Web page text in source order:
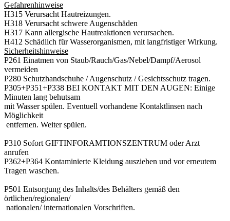
Gefahrenhinweise
H315 Verursacht Hautreizungen.
H318 Verursacht schwere Augenschäden
H317 Kann allergische Hautreaktionen verursachen.
H412 Schädlich für Wasserorganismen, mit langfristiger Wirkung.
Sicherheitshinweise
P261 Einatmen von Staub/Rauch/Gas/Nebel/Dampf/Aerosol
vermeiden
P280 Schutzhandschuhe / Augenschutz / Gesichtsschutz tragen.
P305+P351+P338 BEI KONTAKT MIT DEN AUGEN: Einige
Minuten lang behutsam
mit Wasser spülen. Eventuell vorhandene Kontaktlinsen nach
Möglichkeit
entfernen. Weiter spülen.
P310 Sofort GIFTINFORAMTIONSZENTRUM oder Arzt
anrufen
P362+P364 Kontaminierte Kleidung ausziehen und vor erneutem
Tragen waschen.
P501 Entsorgung des Inhalts/des Behälters gemäß den
örtlichen/regionalen/
nationalen/ internationalen Vorschriften.